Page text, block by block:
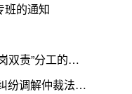
班的通知
关于调整镇党政领导班子成员分工及党风廉政及意识形态“一岗双责”分工的通知
洪江市托口镇2024年度学习宣传和贯彻《农村土地承包经营纠纷调解仲裁法》方案